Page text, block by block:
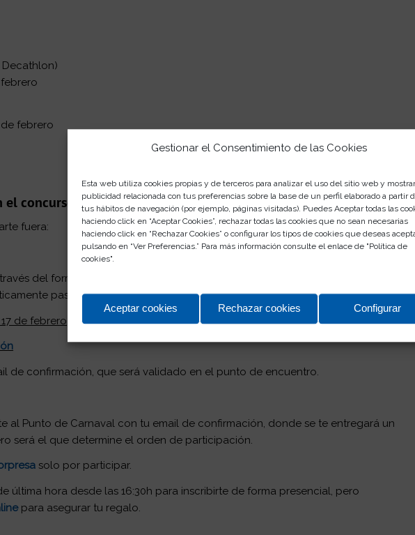
Gestionar el Consentimiento de las Cookies
Esta web utiliza cookies propias y de terceros para analizar el uso del sitio web y
publicidad relacionada con tus preferencias sobre la base de un perfil elaborado a partir
tus hábitos de navegación (por ejemplo, páginas visitadas). Puedes Aceptar todas las
haciendo click en “Aceptar Cookies”, rechazar todas las cookies que no sean necesarias
haciendo click en “Rechazar Cookies” o configurar los tipos de cookies que deseas
pulsando en “Ver Preferencias.” Para más información consulte el enlace de "Política de
cookies".
Aceptar cookies Rechazar cookies Configurar
Decathlon)
de febrero
concurso?
fuera:
del formulario disponible en esta página y formar parte del
pasas a ser miembro del Club).
de febrero
de confirmación, que será validado en el punto de encuentro.
al Punto de Carnaval con tu email de confirmación, donde se te entregará un
será el que determine el orden de participación.
solo por participar.
última hora desde las 16:30h para inscribirte de forma presencial, pero
para asegurar tu regalo.